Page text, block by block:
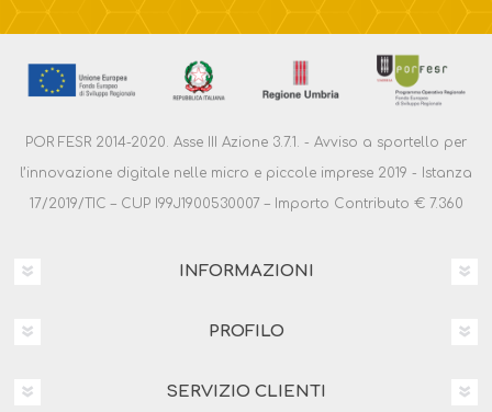
POR FESR 2014-2020. Asse III Azione 3.7.1. - Avviso a sportello per
l’innovazione digitale nelle micro e piccole imprese 2019 - Istanza
17/2019/TIC – CUP I99J1900530007 – Importo Contributo € 7.360
INFORMAZIONI
PROFILO
SERVIZIO CLIENTI